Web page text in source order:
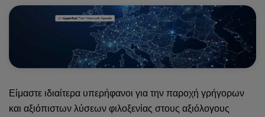
Είμαστε ιδιαίτερα υπερήφανοι για την παροχή γρήγορων
και αξιόπιστων λύσεων φιλοξενίας στους αξιόλογους